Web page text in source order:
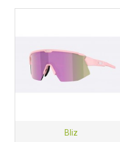
Bliz